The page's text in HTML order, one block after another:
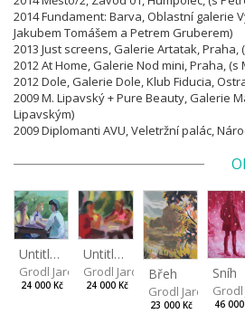
2014 Fundament: Barva, Oblastní galerie
Jakubem Tomášem a Petrem Gruberem)
2013 Just screens, Galerie Artatak, Praha,
2012 At Home, Galerie Nod mini, Praha, (s
2012 Dole, Galerie Dole, Klub Fiducia,
2009 M. Lipavský + Pure Beauty, Galerie
Lipavským)
2009 Diplomanti AVU, Veletržní palác,
Untitled (Odpoledne) I
Grodl Jaroslav
24 000 Kč
Untitled (Odpoledne) II
Grodl Jaroslav
24 000 Kč
Břeh
Grodl Jaroslav
23 000 Kč
Sníh
Grodl
46